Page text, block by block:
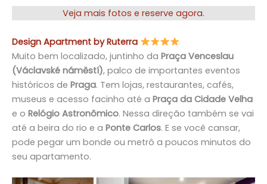
Veja mais fotos e reserve agora.
Design Apartment by Ruterra
Muito bem localizado, juntinho da Praça Venceslau
(Václavské náměstí), palco de importantes eventos
históricos de Praga. Tem lojas, restaurantes, cafés,
museus e acesso facinho até a Praça da Cidade Velha
e o Relógio Astronômico. Nessa direção também se vai
até a beira do rio e a Ponte Carlos. E se você cansar,
pode pegar um bonde ou metrô a poucos minutos do
seu apartamento.